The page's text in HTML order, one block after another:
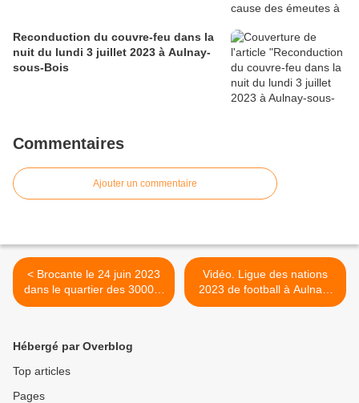
Reconduction du couvre-feu dans la
nuit du lundi 3 juillet 2023 à Aulnay-
sous-Bois
Commentaires
Ajouter un commentaire
< Brocante le 24 juin 2023
dans le quartier des 3000 à
Aulnay-sous-Bois
Vidéo. Ligue des nations
2023 de football à Aulnay-
sous-Bois : Mali 5 - Dom-
Hébergé par Overblog
Top articles
Pages